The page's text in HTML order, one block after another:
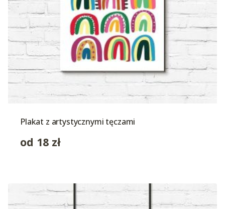
Plakat z artystycznymi tęczami
od 18 zł